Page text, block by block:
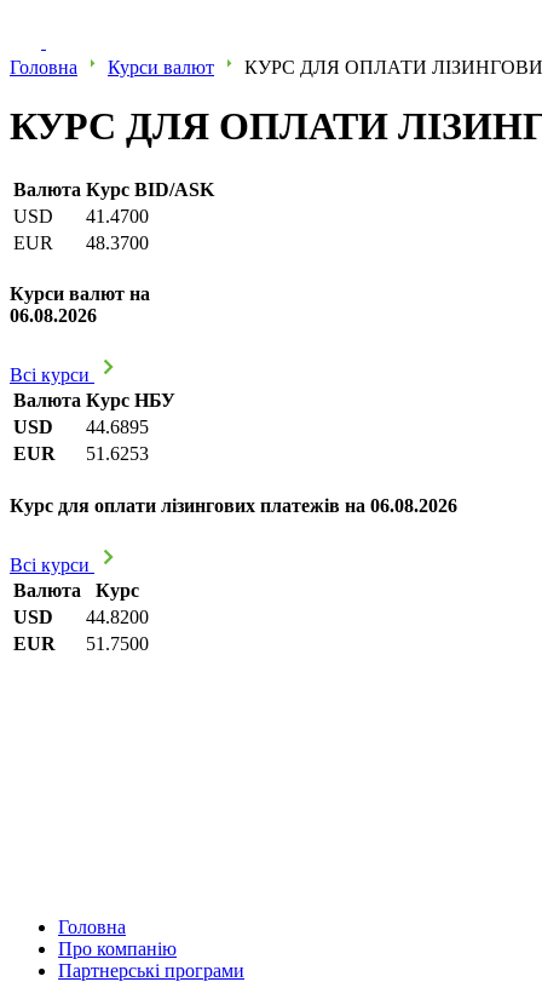
Головна Курси валют КУРС ДЛЯ ОПЛАТИ
КУРС ДЛЯ ОПЛАТИ
Валюта Курс BID/ASK
USD
41.4700
EUR
48.3700
Курси валют на
06.08.2026
Всі курси
Валюта Курс НБУ
USD
44.6895
EUR
51.6253
Курс для оплати лізингових платежів на 06.08.2026
Всі курси
Валюта
Курс
USD
44.8200
EUR
51.7500
Головна
Про компанію
Партнерські програми